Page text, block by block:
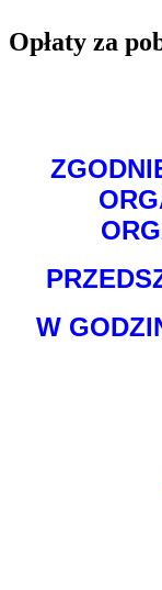
Opłaty za
W